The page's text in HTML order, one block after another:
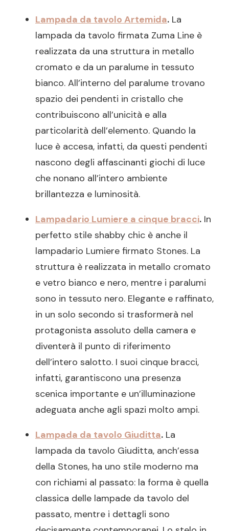
Lampada da tavolo Artemida. La
lampada da tavolo firmata Zuma Line è
realizzata da una struttura in metallo
cromato e da un paralume in tessuto
bianco. All’interno del paralume trovano
spazio dei pendenti in cristallo che
contribuiscono all’unicità e alla
particolarità dell’elemento. Quando la
luce è accesa, infatti, da questi pendenti
nascono degli affascinanti giochi di luce
che nonano all’intero ambiente
brillantezza e luminosità.
Lampadario Lumiere a cinque bracci. In
perfetto stile shabby chic è anche il
lampadario Lumiere firmato Stones. La
struttura è realizzata in metallo cromato
e vetro bianco e nero, mentre i paralumi
sono in tessuto nero. Elegante e raffinato,
in un solo secondo si trasformerà nel
protagonista assoluto della camera e
diventerà il punto di riferimento
dell’intero salotto. I suoi cinque bracci,
infatti, garantiscono una presenza
scenica importante e un’illuminazione
adeguata anche agli spazi molto ampi.
Lampada da tavolo Giuditta. La
lampada da tavolo Giuditta, anch’essa
della Stones, ha uno stile moderno ma
con richiami al passato: la forma è quella
classica delle lampade da tavolo del
passato, mentre i dettagli sono